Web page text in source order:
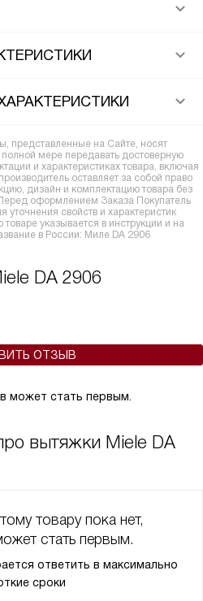
представленные на Сайте, носят
мере передавать достоверную
и характеристиках товара, включая
оставляет за собой право
дизайн и комплектацию товара без
оформлением Заказа Покупатель
свойств и характеристик
указывается в инструкции и на
в России: Миле DA 2906
DA 2906
ОТЗЫВ
может стать первым.
вытяжки Miele DA
товару пока нет,
стать первым.
ответить в максимально
сроки